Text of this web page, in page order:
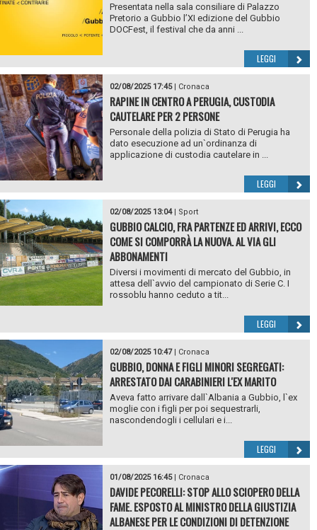
Presentata nella sala consiliare di Palazzo
Pretorio a Gubbio l’XI edizione del Gubbio
DOCFest, il festival che da anni ...
LEGGI
02/08/2025 17:45| Cronaca
RAPINE IN CENTRO A PERUGIA, CUSTODIA
CAUTELARE PER 2 PERSONE
Personale della polizia di Stato di Perugia ha
dato esecuzione ad un`ordinanza di
applicazione di custodia cautelare in ...
LEGGI
02/08/2025 13:04| Sport
GUBBIO CALCIO, FRA PARTENZE ED ARRIVI, ECCO
COME SI COMPORRÀ LA NUOVA. AL VIA GLI
ABBONAMENTI
Diversi i movimenti di mercato del Gubbio, in
attesa dell`avvio del campionato di Serie C. I
rossoblu hanno ceduto a tit...
LEGGI
02/08/2025 10:47| Cronaca
GUBBIO, DONNA E FIGLI MINORI SEGREGATI:
ARRESTATO DAI CARABINIERI L'EX MARITO
Aveva fatto arrivare dall`Albania a Gubbio, l`ex
moglie con i figli per poi sequestrarli,
nascondendogli i cellulari e i...
LEGGI
01/08/2025 16:45| Cronaca
DAVIDE PECORELLI: STOP ALLO SCIOPERO DELLA
FAME. ESPOSTO AL MINISTRO DELLA GIUSTIZIA
ALBANESE PER LE CONDIZIONI DI DETENZIONE